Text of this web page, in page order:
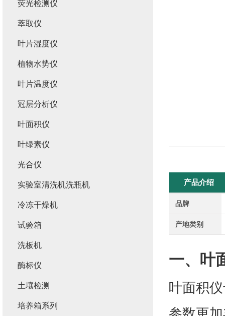
产品介绍
品牌
产地类别
一、 叶
叶面积
荧光检测仪
萃取仪
叶片湿度仪
植物水势仪
叶片温度仪
冠层分析仪
叶面积仪
叶绿素仪
光合仪
实验室清洗机洗瓶机
冷冻干燥机
试验箱
洗板机
酶标仪
土壤检测
培养箱系列